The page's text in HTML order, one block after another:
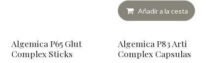
Añadir a la cesta
Algemica P65 Glut
Complex Sticks
Algemica P83 Arti
Complex Capsulas